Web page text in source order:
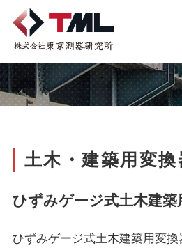
土木・建築用変
ひずみゲージ式土木建築
ひずみゲージ式土木建築用変